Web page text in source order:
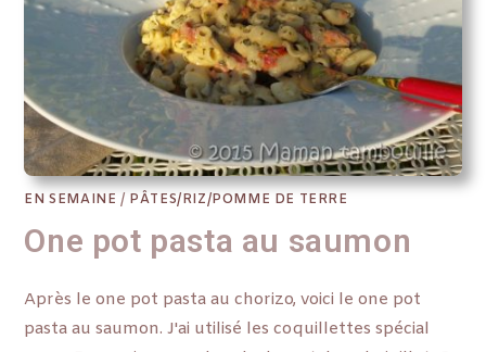
EN SEMAINE / PÂTES/RIZ/POMME DE TERRE
One pot pasta au saumon
Après le one pot pasta au chorizo, voici le one pot
pasta au saumon. J'ai utilisé les coquillettes spécial